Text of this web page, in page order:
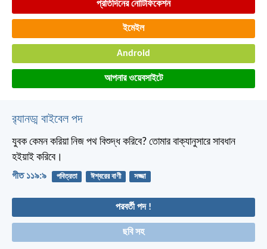
প্রতিদিনের নোটিফিকেশন
ইমেইল
Android
আপনার ওয়েবসাইটে
র‌্যানড্ম বাইবেল পদ
যুবক কেমন করিয়া নিজ পথ বিশুদ্ধ করিবে? তোমার বাক্যানুসারে সাবধান
হইয়াই করিবে।
গীত ১১৯:৯ পবিত্রতা ঈশ্বরের বাণী সজ্জা
পরবর্তী পদ !
ছবি সহ